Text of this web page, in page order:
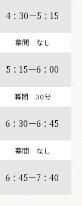
4：30－5：15
幕間 なし
5：15－6：00
幕間 30分
6：30－6：45
幕間 なし
6：45－7：40